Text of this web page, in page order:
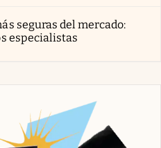
seguras del mercado:
especialistas